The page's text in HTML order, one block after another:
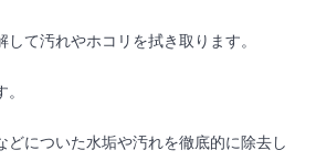
て汚れやホコリを拭き取ります。
についた水垢や汚れを徹底的に除去し